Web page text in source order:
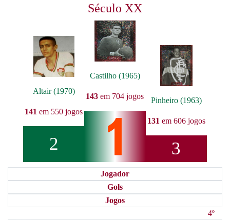
Século XX
Altair (1970)
141 em 550 jogos
2
Castilho (1965)
143 em 704 jogos Pinheiro (1963)
131 em 606 jogos
3
Jogador
Gols
Jogos
4º